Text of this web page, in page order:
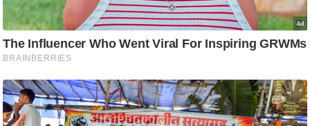
श
न
घ
रे
लू
नु
स्खे